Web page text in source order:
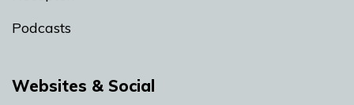
Podcasts
Websites & Social